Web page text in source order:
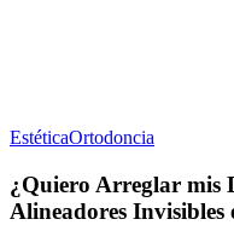
EstéticaOrtodoncia
¿Quiero Arreglar mis
Alineadores